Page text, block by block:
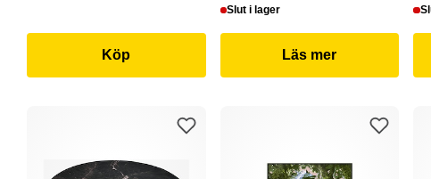
Köp
Slut i lager
Läs mer